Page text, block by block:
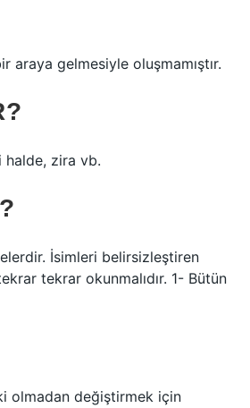
gelmesiyle oluşmamıştır.
halde, zira vb.
İsimleri belirsizleştiren
tekrar okunmalıdır. 1- Bütün
olmadan değiştirmek için